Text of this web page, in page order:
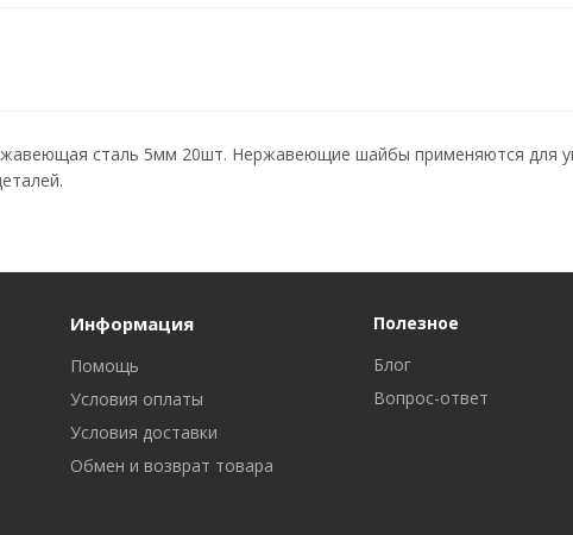
сталь 5мм 20шт. Нержавеющие шайбы применяются для
Информация
Помощь
Условия оплаты
Условия доставки
Обмен и возврат товара
Полезное
Блог
Вопрос-ответ